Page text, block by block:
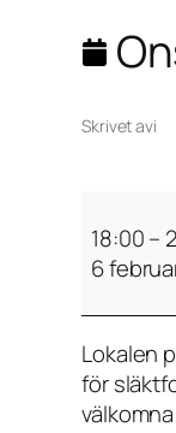
Skrivet avi
n
a
g
s
ö
18:00–
6
Lokalen
för